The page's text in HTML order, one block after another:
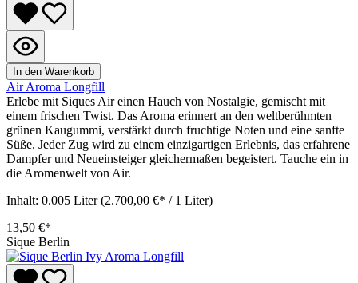
In den Warenkorb
Air Aroma Longfill
Erlebe mit Siques Air einen Hauch von Nostalgie, gemischt mit
einem frischen Twist. Das Aroma erinnert an den weltberühmten
grünen Kaugummi, verstärkt durch fruchtige Noten und eine sanfte
Süße. Jeder Zug wird zu einem einzigartigen Erlebnis, das erfahrene
Dampfer und Neueinsteiger gleichermaßen begeistert. Tauche ein in
die Aromenwelt von Air.
Inhalt: 0.005 Liter(2.700,00 €* / 1 Liter)
13,50 €*
Sique Berlin